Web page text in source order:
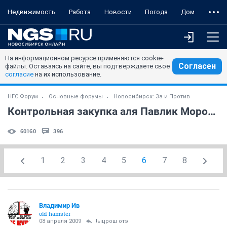
Недвижимость Работа Новости Погода Дом
На информационном ресурсе применяются cookie-
файлы. Оставаясь на сайте, вы подтверждаете свое
согласие на их использование.
Согласен
НГС.Форум Основные форумы Новосибирск: За и Против
Контрольная закупка аля Павлик Морозов
60160 396
1 2 3 4 5 6 7 8
Владимир Ив
old hamster
08 апреля 2009 !ыцрош отэ